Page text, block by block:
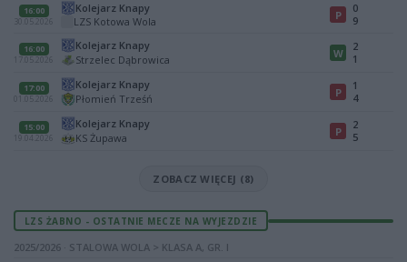
16:00
30.05.2026
Kolejarz Knapy
LZS Kotowa Wola
P
0
9
16:00
17.05.2026
Kolejarz Knapy
Strzelec Dąbrowica
W
2
1
17:00
01.05.2026
Kolejarz Knapy
Płomień Trześń
P
1
4
15:00
19.04.2026
Kolejarz Knapy
KS Żupawa
P
2
5
ZOBACZ WIĘCEJ (8)
LZS ŻABNO - OSTATNIE MECZE NA WYJEZDZIE
2025/2026 · STALOWA WOLA > KLASA A, GR. I